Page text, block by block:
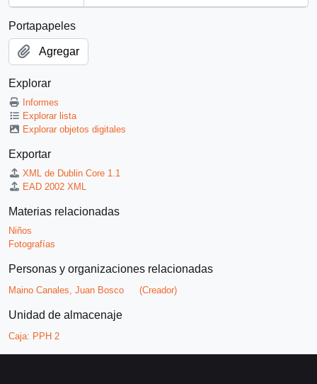
Portapapeles
Agregar
Explorar
Informes
Explorar lista
Explorar objetos digitales
Exportar
XML de Dublin Core 1.1
EAD 2002 XML
Materias relacionadas
Niños
Fotografías
Personas y organizaciones relacionadas
Maino Canales, Juan Bosco (Creador)
Unidad de almacenaje
Caja: PPH 2